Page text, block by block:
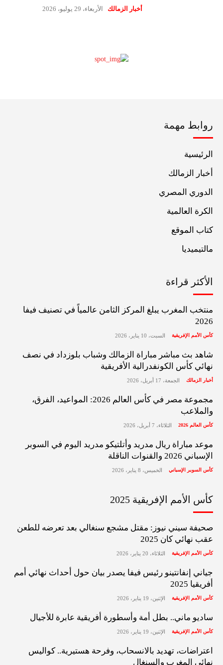
أخبار الزمالك الأربعاء، 29 يوليو، 2026
روابط مهمة
الرئيسية
أخبار الزمالك
الدوري المصري
الكرة العالمية
كتاب الموقع
مالتيميديا
الأكثر قراءة
منتخب المغرب يبلغ المركز الثامن عالمياً في تصنيف فيفا
2026
كأس الأمم الإفريقية السبت، 10 يناير، 2026
شاهد بث مباشر مباراة الزمالك وشباب بلوزداد في نصف
نهائي كأس الكونفدرالية الأفريقية
أخبار الزمالك الجمعة، 17 أبريل، 2026
مجموعة مصر في كأس العالم 2026: المواعيد، الفرق،
والملاعب
كأس العالم 2026 الثلاثاء، 7 أبريل، 2026
موعد مباراة ريال مدريد وأتلتيكو مدريد اليوم في السوبر
الإسباني 2026 والقنوات الناقلة
كأس السوبر الإسباني الخميس، 8 يناير، 2026
كأس الأمم الإفريقية 2025
صحيفة سيني نيوز: مقتل مشجع سنغالي بعد تعرضه للطعن
عقب نهائي كان 2025
كأس الأمم الإفريقية الثلاثاء، 20 يناير، 2026
جياني إنفانتينو رئيس فيفا يصدر بيان حول أحداث نهائي أمم
أفريقيا 2025
كأس الأمم الإفريقية الإثنين، 19 يناير، 2026
ساديو ماني.. بطل أمة وأسطورة أفريقية عابرة للأجيال
كأس الأمم الإفريقية الإثنين، 19 يناير، 2026
اعتراضات، تهديد بالانسحاب، وفرحة هستيرية.. كواليس
نهائي المغرب والسنغال